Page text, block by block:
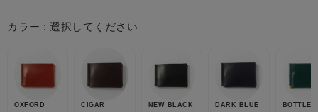
カラー 選択してください
OXFORD
CIGAR NEW BLACK DARK BLUE
BOTTLE